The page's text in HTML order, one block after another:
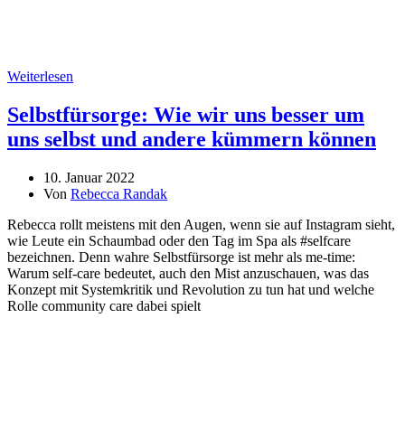
Weiterlesen
Selbstfürsorge: Wie wir uns besser um
uns selbst und andere kümmern können
10. Januar 2022
Von Rebecca Randak
Rebecca rollt meistens mit den Augen, wenn sie auf Instagram sieht,
wie Leute ein Schaumbad oder den Tag im Spa als #selfcare
bezeichnen. Denn wahre Selbstfürsorge ist mehr als me-time:
Warum self-care bedeutet, auch den Mist anzuschauen, was das
Konzept mit Systemkritik und Revolution zu tun hat und welche
Rolle community care dabei spielt